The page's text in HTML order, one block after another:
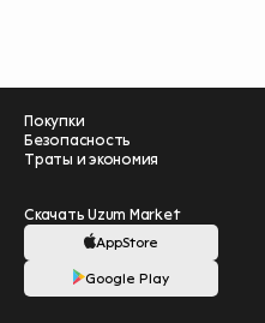
Покупки
Безопасность
Траты и экономия
Скачать Uzum Market
AppStore
Google Play
Помогите нам